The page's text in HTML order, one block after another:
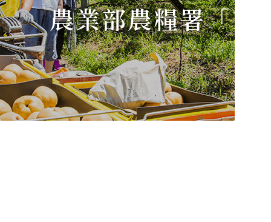
農業部農糧署「